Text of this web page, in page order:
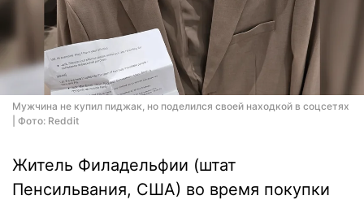
Мужчина не купил пиджак, но поделился своей находкой в соцсетях
| Фото: Reddit
Житель Филадельфии (штат
Пенсильвания, США) во время покупки